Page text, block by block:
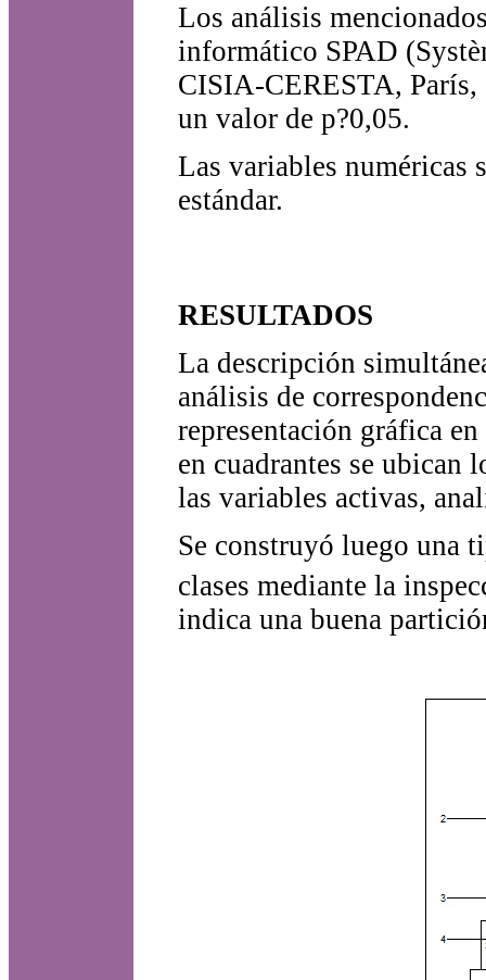
Los análisis
informático SPAD
CISIA-CERESTA,
un valor de p?0,05.
Las variables numéricas
estándar.
RESULTADOS
La descripción
análisis de
representación gráfica
en cuadrantes se ubican
las variables activas,
Se construyó luego una
clases mediante la
indica una buena